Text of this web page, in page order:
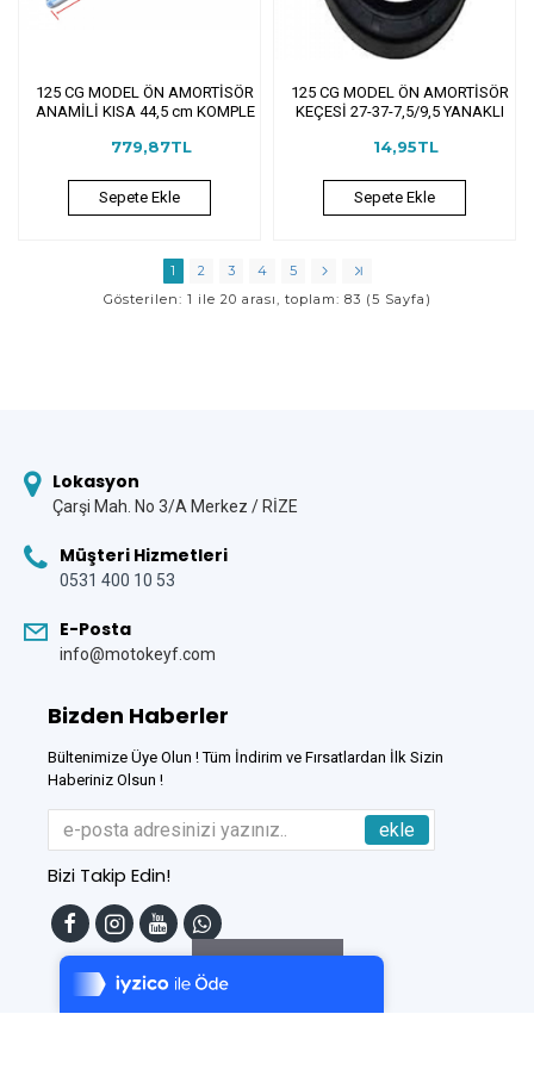
Tek Tıkla Ödeme Kolaylığı
7/24 Canlı Destek
%100 Sorunsuz Alışveriş
125 CG MODEL ÖN AMORTİSÖR
ANAMİLİ KISA 44,5 cm KOMPLE
779,87TL
Sepete Ekle
125 CG MODEL ÖN AMORTİSÖR
KEÇESİ 27-37-7,5/9,5 YANAKLI
14,95TL
Sepete Ekle
1 2 3 4
5
Gösterilen: 1 ile 20 arası, toplam: 83 (5 Sayfa)
Lokasyon
Çarşi Mah. No 3/A Merkez / RİZE
Müşteri Hizmetleri
0531 400 10 53
E-Posta
info@motokeyf.com
Bizden Haberler
Bültenimize Üye Olun ! Tüm İndirim ve Fırsatlardan İlk Sizin
Haberiniz Olsun !
ekle
Bizi Takip Edin!
Filtreleme